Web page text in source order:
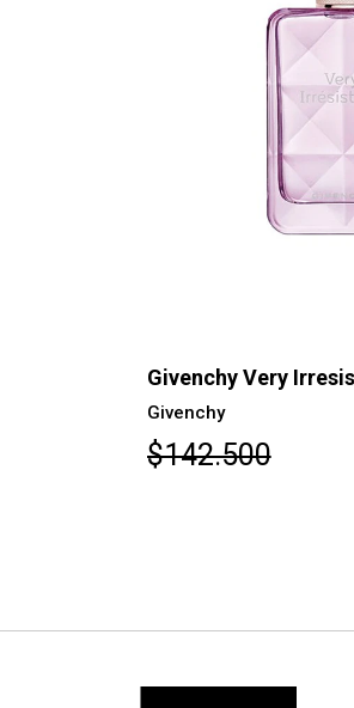
Givenchy Very
Givenchy
$142.500